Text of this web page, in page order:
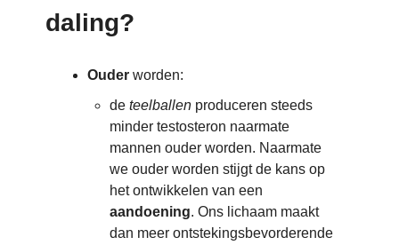
daling?
Ouder worden:
de teelballen produceren steeds
minder testosteron naarmate
mannen ouder worden. Naarmate
we ouder worden stijgt de kans op
het ontwikkelen van een
aandoening. Ons lichaam maakt
dan meer ontstekingsbevorderende